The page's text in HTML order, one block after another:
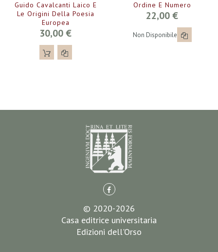
Guido Cavalcanti Laico E
Le Origini Della Poesia
Europea
30,00 €
Ordine E Numero
22,00 €
Non Disponibile
© 2020-2026
Casa editrice universitaria
Edizioni dell'Orso